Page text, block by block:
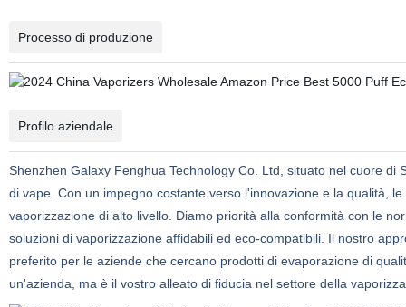
Processo di produzione
Profilo aziendale
Shenzhen Galaxy Fenghua Technology Co. Ltd, situato nel cuore
di vape. Con un impegno costante verso l'innovazione e la qualità,
vaporizzazione di alto livello. Diamo priorità alla conformità con le
soluzioni di vaporizzazione affidabili ed eco-compatibili. Il nostro
preferito per le aziende che cercano prodotti di evaporazione di
un'azienda, ma è il vostro alleato di fiducia nel settore della